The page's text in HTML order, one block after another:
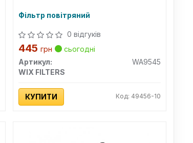
Фільтр повітряний
0 відгуків
445грн
сьогодні
Артикул:
WA9545
WIX FILTERS
КУПИТИ Код: 49456-10